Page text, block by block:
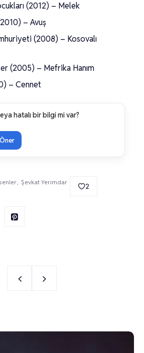
(2012) – Melek
– Avuş
(2008) – Kosovalı
(2005) – Mefrika Hanım
– Cennet
hatalı bir bilgi mi var?
Şevkat Yerimdar 2